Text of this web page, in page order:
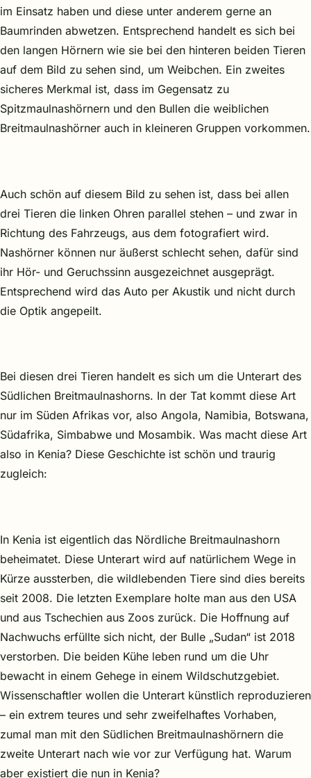
im Einsatz haben und diese unter anderem gerne an
Baumrinden abwetzen. Entsprechend handelt es sich bei
den langen Hörnern wie sie bei den hinteren beiden Tieren
auf dem Bild zu sehen sind, um Weibchen. Ein zweites
sicheres Merkmal ist, dass im Gegensatz zu
Spitzmaulnashörnern und den Bullen die weiblichen
Breitmaulnashörner auch in kleineren Gruppen vorkommen.
Auch schön auf diesem Bild zu sehen ist, dass bei allen
drei Tieren die linken Ohren parallel stehen – und zwar in
Richtung des Fahrzeugs, aus dem fotografiert wird.
Nashörner können nur äußerst schlecht sehen, dafür sind
ihr Hör- und Geruchssinn ausgezeichnet ausgeprägt.
Entsprechend wird das Auto per Akustik und nicht durch
die Optik angepeilt.
Bei diesen drei Tieren handelt es sich um die Unterart des
Südlichen Breitmaulnashorns. In der Tat kommt diese Art
nur im Süden Afrikas vor, also Angola, Namibia, Botswana,
Südafrika, Simbabwe und Mosambik. Was macht diese Art
also in Kenia? Diese Geschichte ist schön und traurig
zugleich:
In Kenia ist eigentlich das Nördliche Breitmaulnashorn
beheimatet. Diese Unterart wird auf natürlichem Wege in
Kürze aussterben, die wildlebenden Tiere sind dies bereits
seit 2008. Die letzten Exemplare holte man aus den USA
und aus Tschechien aus Zoos zurück. Die Hoffnung auf
Nachwuchs erfüllte sich nicht, der Bulle „Sudan“ ist 2018
verstorben. Die beiden Kühe leben rund um die Uhr
bewacht in einem Gehege in einem Wildschutzgebiet.
Wissenschaftler wollen die Unterart künstlich reproduzieren
– ein extrem teures und sehr zweifelhaftes Vorhaben,
zumal man mit den Südlichen Breitmaulnashörnern die
zweite Unterart nach wie vor zur Verfügung hat. Warum
aber existiert die nun in Kenia?